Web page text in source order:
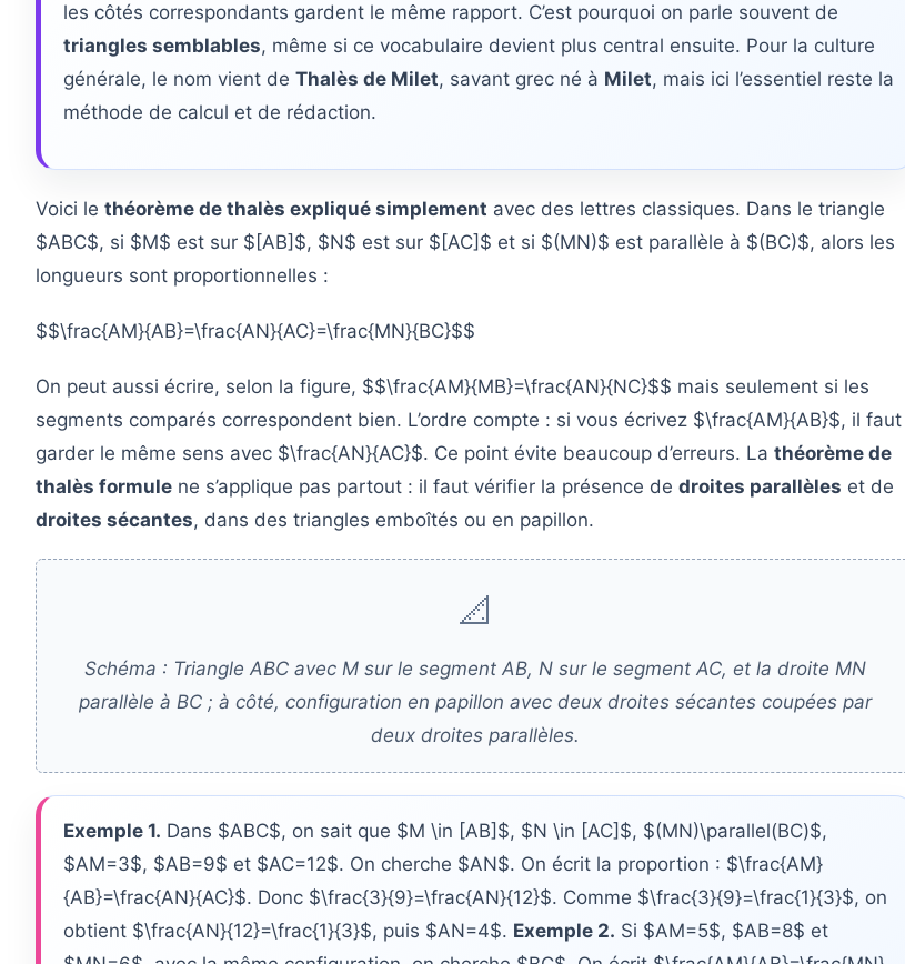
les côtés correspondants gardent le même rapport. C’est pourquoi on parle souvent de
triangles semblables, même si ce vocabulaire devient plus central ensuite. Pour la culture
générale, le nom vient de Thalès de Milet, savant grec né à Milet, mais ici l’essentiel reste la
méthode de calcul et de rédaction.
Voici le théorème de thalès expliqué simplement avec des lettres classiques. Dans le triangle
$ABC$, si $M$ est sur $[AB]$, $N$ est sur $[AC]$ et si $(MN)$ est parallèle à $(BC)$, alors les
longueurs sont proportionnelles :
$$\frac{AM}{AB}=\frac{AN}{AC}=\frac{MN}{BC}$$
On peut aussi écrire, selon la figure, $$\frac{AM}{MB}=\frac{AN}{NC}$$ mais seulement si les
segments comparés correspondent bien. L’ordre compte : si vous écrivez $\frac{AM}{AB}$, il faut
garder le même sens avec $\frac{AN}{AC}$. Ce point évite beaucoup d’erreurs. La théorème de
thalès formule ne s’applique pas partout : il faut vérifier la présence de droites parallèles et de
droites sécantes, dans des triangles emboîtés ou en papillon.
📐
Schéma : Triangle ABC avec M sur le segment AB, N sur le segment AC, et la droite MN
parallèle à BC ; à côté, configuration en papillon avec deux droites sécantes coupées par
deux droites parallèles.
Exemple 1. Dans $ABC$, on sait que $M \in [AB]$, $N \in [AC]$, $(MN)\parallel(BC)$,
$AM=3$, $AB=9$ et $AC=12$. On cherche $AN$. On écrit la proportion : $\frac{AM}
{AB}=\frac{AN}{AC}$. Donc $\frac{3}{9}=\frac{AN}{12}$. Comme $\frac{3}{9}=\frac{1}{3}$, on
obtient $\frac{AN}{12}=\frac{1}{3}$, puis $AN=4$. Exemple 2. Si $AM=5$, $AB=8$ et